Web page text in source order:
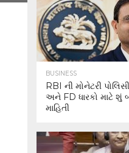
BUSINESS
RBI ની મોનેટરી
અને FD ધારકો માટે શું
માહિતી